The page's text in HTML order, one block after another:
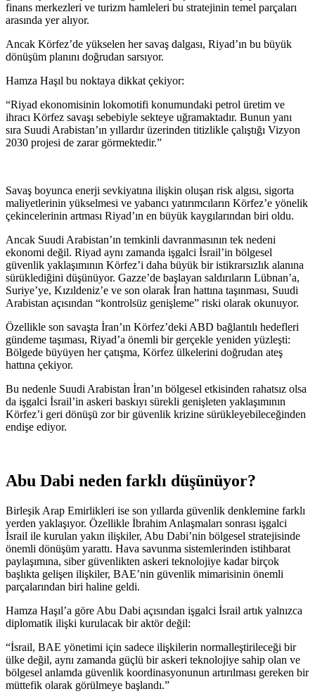
finans merkezleri ve turizm hamleleri bu stratejinin temel parçaları
arasında yer alıyor.
Ancak Körfez’de yükselen her savaş dalgası, Riyad’ın bu büyük
dönüşüm planını doğrudan sarsıyor.
Hamza Haşıl bu noktaya dikkat çekiyor:
“Riyad ekonomisinin lokomotifi konumundaki petrol üretim ve
ihracı Körfez savaşı sebebiyle sekteye uğramaktadır. Bunun yanı
sıra Suudi Arabistan’ın yıllardır üzerinden titizlikle çalıştığı Vizyon
2030 projesi de zarar görmektedir.”
Savaş boyunca enerji sevkiyatına ilişkin oluşan risk algısı, sigorta
maliyetlerinin yükselmesi ve yabancı yatırımcıların Körfez’e yönelik
çekincelerinin artması Riyad’ın en büyük kaygılarından biri oldu.
Ancak Suudi Arabistan’ın temkinli davranmasının tek nedeni
ekonomi değil. Riyad aynı zamanda işgalci İsrail’in bölgesel
güvenlik yaklaşımının Körfez’i daha büyük bir istikrarsızlık alanına
sürüklediğini düşünüyor. Gazze’de başlayan saldırıların Lübnan’a,
Suriye’ye, Kızıldeniz’e ve son olarak İran hattına taşınması, Suudi
Arabistan açısından “kontrolsüz genişleme” riski olarak okunuyor.
Özellikle son savaşta İran’ın Körfez’deki ABD bağlantılı hedefleri
gündeme taşıması, Riyad’a önemli bir gerçekle yeniden yüzleşti:
Bölgede büyüyen her çatışma, Körfez ülkelerini doğrudan ateş
hattına çekiyor.
Bu nedenle Suudi Arabistan İran’ın bölgesel etkisinden rahatsız olsa
da işgalci İsrail’in askeri baskıyı sürekli genişleten yaklaşımının
Körfez’i geri dönüşü zor bir güvenlik krizine sürükleyebileceğinden
endişe ediyor.
Abu Dabi neden farklı düşünüyor?
Birleşik Arap Emirlikleri ise son yıllarda güvenlik denklemine farklı
yerden yaklaşıyor. Özellikle İbrahim Anlaşmaları sonrası işgalci
İsrail ile kurulan yakın ilişkiler, Abu Dabi’nin bölgesel stratejisinde
önemli dönüşüm yarattı. Hava savunma sistemlerinden istihbarat
paylaşımına, siber güvenlikten askeri teknolojiye kadar birçok
başlıkta gelişen ilişkiler, BAE’nin güvenlik mimarisinin önemli
parçalarından biri haline geldi.
Hamza Haşıl’a göre Abu Dabi açısından işgalci İsrail artık yalnızca
diplomatik ilişki kurulacak bir aktör değil:
“İsrail, BAE yönetimi için sadece ilişkilerin normalleştirileceği bir
ülke değil, aynı zamanda güçlü bir askeri teknolojiye sahip olan ve
bölgesel anlamda güvenlik koordinasyonunun artırılması gereken bir
müttefik olarak görülmeye başlandı.”